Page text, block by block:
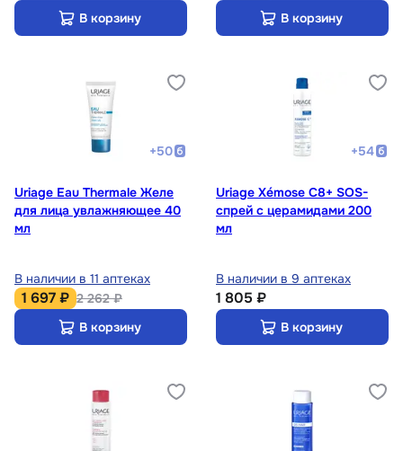
В корзину
В корзину
+50
Uriage Eau Thermale Желе
для лица увлажняющее 40
мл
В наличии в 11 аптеках
1 697 ₽ 2 262 ₽
В корзину
+54
Uriage Xémose С8+ SOS-
спрей с церамидами 200
мл
В наличии в 9 аптеках
1 805 ₽
В корзину